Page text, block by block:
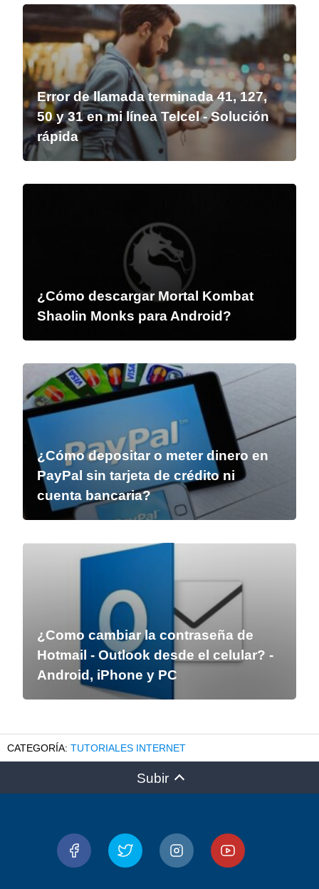
Error de llamada terminada 41, 127,
50 y 31 en mi línea Telcel - Solución
rápida
¿Cómo descargar Mortal Kombat
Shaolin Monks para Android?
¿Cómo depositar o meter dinero en
PayPal sin tarjeta de crédito ni
cuenta bancaria?
¿Como cambiar la contraseña de
Hotmail - Outlook desde el celular? -
Android, iPhone y PC
TUTORIALES INTERNET
Subir